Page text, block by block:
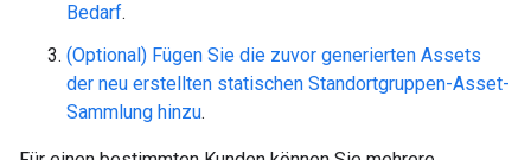
Bedarf.
(Optional) Fügen Sie die zuvor generierten Assets
der neu erstellten statischen Standortgruppen-Asset-
Sammlung hinzu.